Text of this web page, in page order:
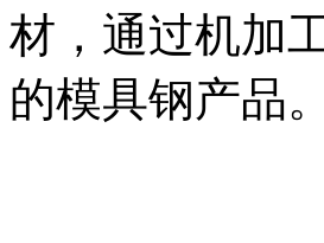
材，通过机加
的模具钢产品。